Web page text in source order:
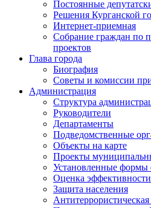
Постоянные
Решения Курганской
Интернет-приемная
Собрание граждан по
проектов
Глава города
Биография
Советы и комиссии
Администрация
Структура
Руководители
Департаменты
Подведомственные
Объекты на карте
Проекты
Установленные формы
Оценка эффективности
Защита населения